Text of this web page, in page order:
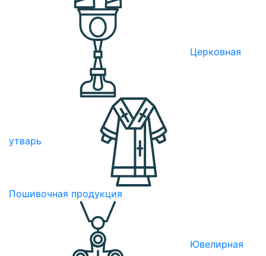
Церковная
утварь
Пошивочная продукция
Ювелирная